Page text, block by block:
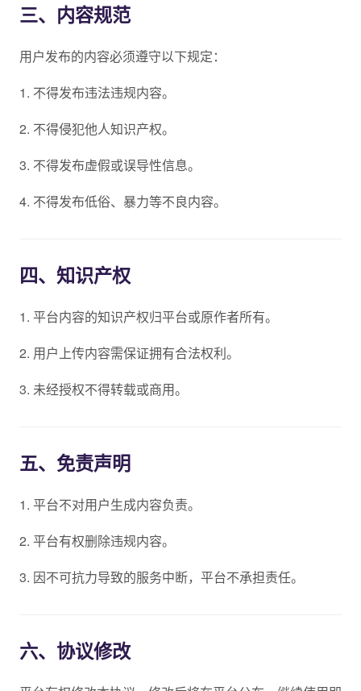
三、内容规范
用户发布的内容必须遵守以下规定：
1. 不得发布违法违规内容。
2. 不得侵犯他人知识产权。
3. 不得发布虚假或误导性信息。
4. 不得发布低俗、暴力等不良内容。
四、知识产权
1. 平台内容的知识产权归平台或原作者所有。
2. 用户上传内容需保证拥有合法权利。
3. 未经授权不得转载或商用。
五、免责声明
1. 平台不对用户生成内容负责。
2. 平台有权删除违规内容。
3. 因不可抗力导致的服务中断，平台不承担责任。
六、协议修改